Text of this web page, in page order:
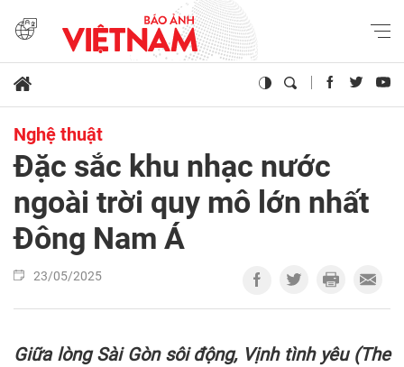
Nghệ thuật
Đặc sắc khu nhạc nước
ngoài trời quy mô lớn nhất
Đông Nam Á
23/05/2025
Giữa lòng Sài Gòn sôi động, Vịnh tình yêu (The